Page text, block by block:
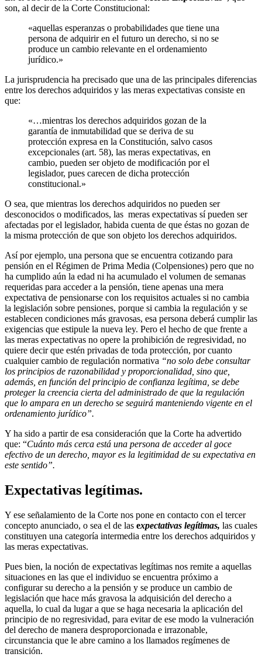
son, al decir de la Corte Constitucional:
«aquellas esperanzas o probabilidades que tiene una
persona de adquirir en el futuro un derecho, si no se
produce un cambio relevante en el ordenamiento
jurídico.»
La jurisprudencia ha precisado que una de las principales diferencias
entre los derechos adquiridos y las meras expectativas consiste en
que:
«…mientras los derechos adquiridos gozan de la
garantía de inmutabilidad que se deriva de su
protección expresa en la Constitución, salvo casos
excepcionales (art. 58), las meras expectativas, en
cambio, pueden ser objeto de modificación por el
legislador, pues carecen de dicha protección
constitucional.»
O sea, que mientras los derechos adquiridos no pueden ser
desconocidos o modificados, las meras expectativas sí pueden ser
afectadas por el legislador, habida cuenta de que éstas no gozan de
la misma protección de que son objeto los derechos adquiridos.
Así por ejemplo, una persona que se encuentra cotizando para
pensión en el Régimen de Prima Media (Colpensiones) pero que no
ha cumplido aún la edad ni ha acumulado el volumen de semanas
requeridas para acceder a la pensión, tiene apenas una mera
expectativa de pensionarse con los requisitos actuales si no cambia
la legislación sobre pensiones, porque si cambia la regulación y se
establecen condiciones más gravosas, esa persona deberá cumplir las
exigencias que estipule la nueva ley. Pero el hecho de que frente a
las meras expectativas no opere la prohibición de regresividad, no
quiere decir que estén privadas de toda protección, por cuanto
cualquier cambio de regulación normativa “no solo debe consultar
los principios de razonabilidad y proporcionalidad, sino que,
además, en función del principio de confianza legítima, se debe
proteger la creencia cierta del administrado de que la regulación
que lo ampara en un derecho se seguirá manteniendo vigente en el
ordenamiento jurídico”.
Y ha sido a partir de esa consideración que la Corte ha advertido
que: “Cuánto más cerca está una persona de acceder al goce
efectivo de un derecho, mayor es la legitimidad de su expectativa en
este sentido”.
Expectativas legítimas.
Y ese señalamiento de la Corte nos pone en contacto con el tercer
concepto anunciado, o sea el de las expectativas legítimas, las cuales
constituyen una categoría intermedia entre los derechos adquiridos y
las meras expectativas.
Pues bien, la noción de expectativas legítimas nos remite a aquellas
situaciones en las que el individuo se encuentra próximo a
configurar su derecho a la pensión y se produce un cambio de
legislación que hace más gravosa la adquisición del derecho a
aquella, lo cual da lugar a que se haga necesaria la aplicación del
principio de no regresividad, para evitar de ese modo la vulneración
del derecho de manera desproporcionada e irrazonable,
circunstancia que le abre camino a los llamados regímenes de
transición.